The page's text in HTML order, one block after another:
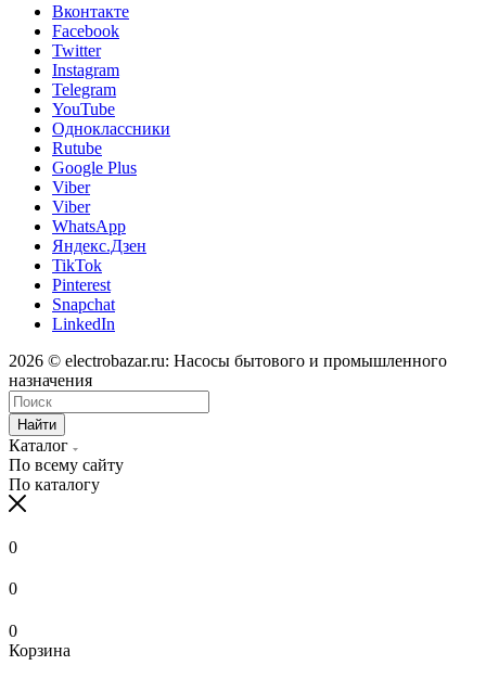
Вконтакте
Facebook
Twitter
Instagram
Telegram
YouTube
Одноклассники
Rutube
Google Plus
Viber
Viber
WhatsApp
Яндекс.Дзен
TikTok
Pinterest
Snapchat
LinkedIn
2026 © electrobazar.ru: Насосы бытового и промышленного
назначения
Найти
Каталог
По всему сайту
По каталогу
0
0
0
Корзина